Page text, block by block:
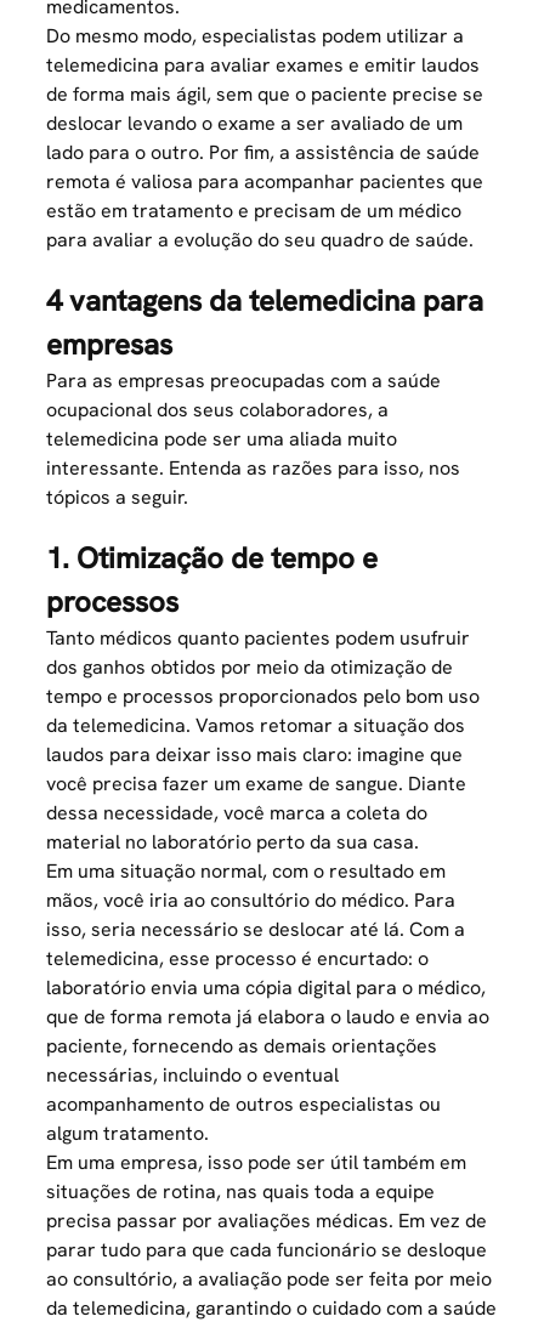
medicamentos.
Do mesmo modo, especialistas podem utilizar a
telemedicina para avaliar exames e emitir laudos
de forma mais ágil, sem que o paciente precise se
deslocar levando o exame a ser avaliado de um
lado para o outro. Por fim, a assistência de saúde
remota é valiosa para acompanhar pacientes que
estão em tratamento e precisam de um médico
para avaliar a evolução do seu quadro de saúde.
4 vantagens da telemedicina para
empresas
Para as empresas preocupadas com asaúde
ocupacionaldos seus colaboradores, a
telemedicina pode ser uma aliada muito
interessante. Entenda as razões para isso, nos
tópicos a seguir.
1. Otimização de tempo e
processos
Tanto médicos quanto pacientes podem usufruir
dos ganhos obtidos por meio da otimização de
tempo e processos proporcionados pelo bom uso
da telemedicina. Vamos retomar a situação dos
laudos para deixar isso mais claro: imagine que
você precisa fazer um exame de sangue. Diante
dessa necessidade, você marca a coleta do
material no laboratório perto da sua casa.
Em uma situação normal, com o resultado em
mãos, você iria ao consultório do médico. Para
isso, seria necessário se deslocar até lá. Com a
telemedicina, esse processo é encurtado: o
laboratório envia uma cópia digital para o médico,
que de forma remota já elabora o laudo e envia ao
paciente, fornecendo as demais orientações
necessárias, incluindo o eventual
acompanhamento de outros especialistas ou
algum tratamento.
Em uma empresa, isso pode ser útil também em
situações de rotina, nas quais toda a equipe
precisa passar por avaliações médicas. Em vez de
parar tudo para que cada funcionário se desloque
ao consultório, a avaliação pode ser feita por meio
da telemedicina, garantindo o cuidado com a saúde